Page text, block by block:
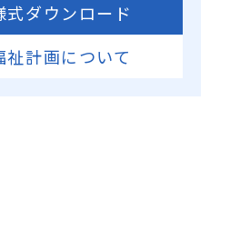
式ダウンロード
祉計画について